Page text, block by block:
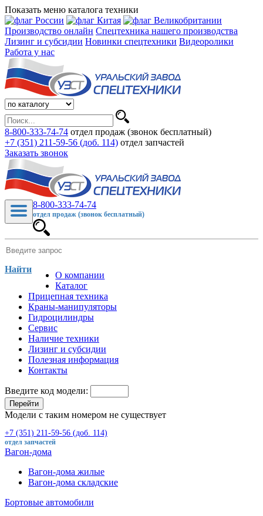
Показать меню каталога техники
Производство онлайн Спецтехника нашего производства
Лизинг и субсидии Новинки спецтехники Видеоролики
Работа у нас
8-800-333-74-74 отдел продаж (звонок бесплатный)
+7 (351) 211-59-56 (доб. 114) отдел запчастей
Заказать звонок
8-800-333-74-74
отдел продаж (звонок бесплатный)
Найти
О компании
Каталог
Прицепная техника
Краны-манипуляторы
Гидроцилиндры
Сервис
Наличие техники
Лизинг и субсидии
Полезная информация
Контакты
Введите код модели:
Перейти
Модели с таким номером не существует
+7 (351) 211-59-56 (доб. 114)
отдел запчастей
Вагон-дома
Вагон-дома жилые
Вагон-дома складские
Бортовые автомобили